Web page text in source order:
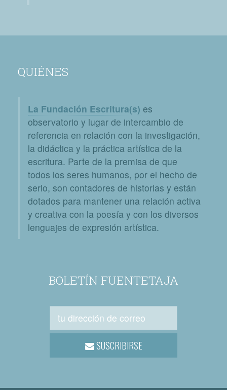
QUIÉNES
La Fundación Escritura(s) es
observatorio y lugar de intercambio de
referencia en relación con la investigación,
la didáctica y la práctica artística de la
escritura. Parte de la premisa de que
todos los seres humanos, por el hecho de
serlo, son contadores de historias y están
dotados para mantener una relación activa
y creativa con la poesía y con los diversos
lenguajes de expresión artística.
BOLETÍN FUENTETAJA
SUSCRIBIRSE